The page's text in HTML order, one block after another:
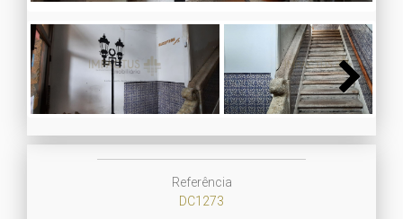
Next
Referência
DC1273